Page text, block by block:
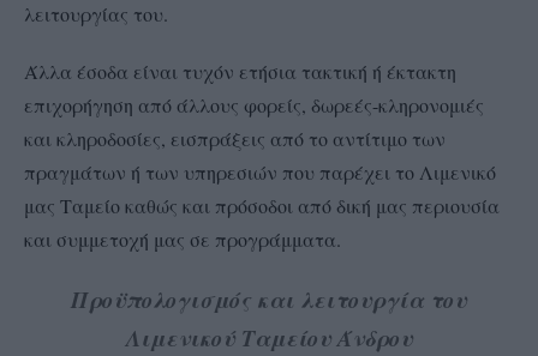
λειτουργίας του.
Άλλα έσοδα είναι τυχόν ετήσια τακτική ή έκτακτη
επιχορήγηση από άλλους φορείς, δωρεές-κληρονομιές
και κληροδοσίες, εισπράξεις από το αντίτιμο των
πραγμάτων ή των υπηρεσιών που παρέχει το Λιμενικό
μας Ταμείο καθώς και πρόσοδοι από δική μας περιουσία
και συμμετοχή μας σε προγράμματα.
Προϋπολογισμόςκαι λειτουργία του
Λιμενικού Ταμείου Άνδρου